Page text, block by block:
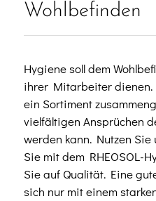
Wohlbefinden
Hygiene soll dem
ihrer Mitarbeiter
ein Sortiment
vielfältigen Ansprüchen
werden kann. Nutzen
Sie mit dem RHEOSOL-
Sie auf Qualität. Eine
sich nur mit einem